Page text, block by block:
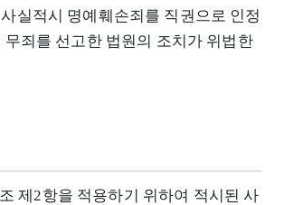
실적시 명예훼손죄를 직권으로 인정
무죄를 선고한 법원의 조치가 위법한
제2항을 적용하기 위하여 적시된 사